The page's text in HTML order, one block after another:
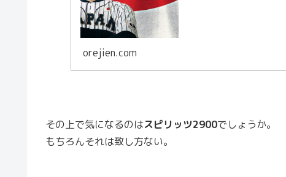
orejien.com
その上で気になるのはスピリッツ2900でしょうか。
もちろんそれは致し方ない。